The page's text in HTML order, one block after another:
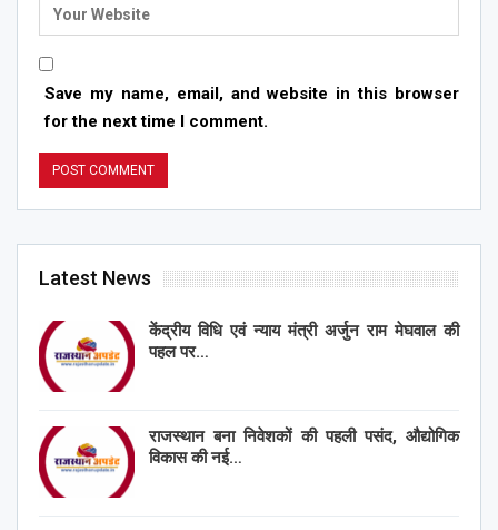
Save my name, email, and website in this browser
for the next time I comment.
Latest News
केंद्रीय विधि एवं न्याय मंत्री अर्जुन राम मेघवाल की
पहल पर…
राजस्थान बना निवेशकों की पहली पसंद, औद्योगिक
विकास की नई…